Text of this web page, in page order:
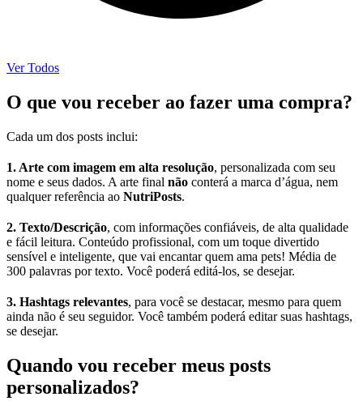
Ver Todos
O que vou receber ao fazer uma compra?
Cada um dos posts inclui:
1. Arte com imagem em alta resolução, personalizada com seu
nome e seus dados. A arte final não conterá a marca d’água, nem
qualquer referência ao NutriPosts.
2. Texto/Descrição, com informações confiáveis, de alta qualidade
e fácil leitura. Conteúdo profissional, com um toque divertido
sensível e inteligente, que vai encantar quem ama pets! Média de
300 palavras por texto. Você poderá editá-los, se desejar.
3. Hashtags relevantes, para você se destacar, mesmo para quem
ainda não é seu seguidor. Você também poderá editar suas hashtags,
se desejar.
Quando vou receber meus posts
personalizados?